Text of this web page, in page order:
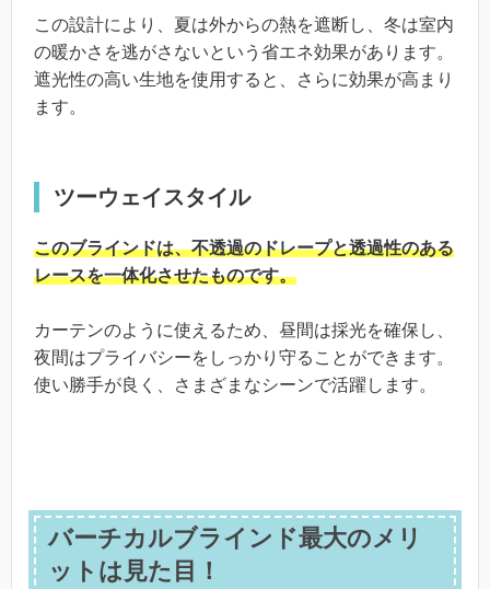
この設計により、夏は外からの熱を遮断し、冬は室内
の暖かさを逃がさないという省エネ効果があります。
遮光性の高い生地を使用すると、さらに効果が高まり
ます。
ツーウェイスタイル
このブラインドは、不透過のドレープと透過性のある
レースを一体化させたものです。
カーテンのように使えるため、昼間は採光を確保し、
夜間はプライバシーをしっかり守ることができます。
使い勝手が良く、さまざまなシーンで活躍します。
バーチカルブラインド最大のメリ
ットは見た目！